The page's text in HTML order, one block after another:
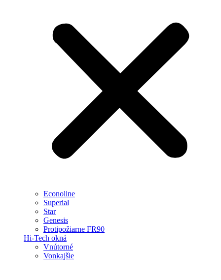
Econoline
Superial
Star
Genesis
Protipožiarne FR90
Hi-Tech okná
Vnútorné
Vonkajšie